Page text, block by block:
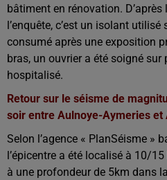
bâtiment en rénovation.
l’enquête, c’est un isolant
consumé après une exposition
bras, un ouvrier a été soigné sur
hospitalisé.
Retour sur le séisme de
soir entre Aulnoye-Aymeries et
Selon l’agence « PlanSéisme »
l’épicentre a été localisé à 10/
à une profondeur de 5km dans